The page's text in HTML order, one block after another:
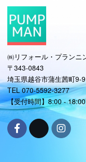
㈱リフォール・プランニ
〒343-0843
埼玉県越谷市蒲生茜町9-9
TEL 070-5592-3277
【受付時間】8:00 - 18:00